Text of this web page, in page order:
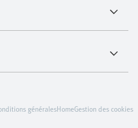
généralesHomeGestion des cookies